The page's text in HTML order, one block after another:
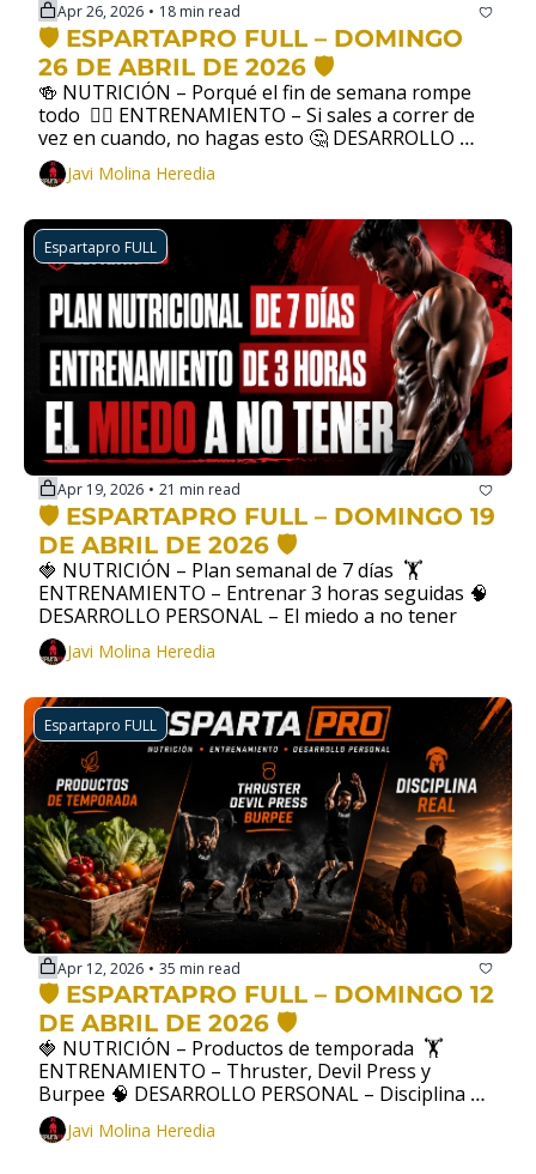
Apr 26, 2026 • 18 min read
🛡️ ESPARTAPRO FULL – DOMINGO
26 DE ABRIL DE 2026 🛡️
🍻 NUTRICIÓN – Porqué el fin de semana rompe
todo  🏃‍♀️ ENTRENAMIENTO – Si sales a correr de
vez en cuando, no hagas esto 🤔 DESARROLLO
PERSONAL –  Soy perfeccionista... ¿y si eso es el
problema?
Javi Molina Heredia
Espartapro FULL
Apr 19, 2026 • 21 min read
🛡️ ESPARTAPRO FULL – DOMINGO 19
DE ABRIL DE 2026 🛡️
🍓 NUTRICIÓN – Plan semanal de 7 días  🏋
ENTRENAMIENTO – Entrenar 3 horas seguidas 🧠
DESARROLLO PERSONAL – El miedo a no tener
Javi Molina Heredia
Espartapro FULL
Apr 12, 2026 • 35 min read
🛡️ ESPARTAPRO FULL – DOMINGO 12
DE ABRIL DE 2026 🛡️
🍓 NUTRICIÓN – Productos de temporada  🏋
ENTRENAMIENTO – Thruster, Devil Press y
Burpee 🧠 DESARROLLO PERSONAL – Disciplina
realJavi Molina Heredia